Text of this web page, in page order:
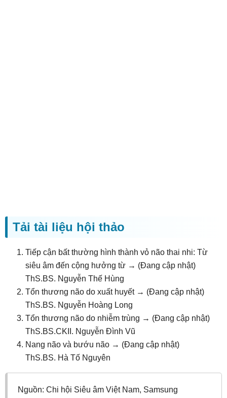
Tải tài liệu hội thảo
Tiếp cận bất thường hình thành vỏ não thai nhi: Từ
siêu âm đến cộng hưởng từ → (Đang cập nhật)
ThS.BS. Nguyễn Thế Hùng
Tổn thương não do xuất huyết → (Đang cập nhật)
ThS.BS. Nguyễn Hoàng Long
Tổn thương não do nhiễm trùng → (Đang cập nhật)
ThS.BS.CKII. Nguyễn Đình Vũ
Nang não và bướu não → (Đang cập nhật)
ThS.BS. Hà Tố Nguyên
Nguồn: Chi hội Siêu âm Việt Nam, Samsung